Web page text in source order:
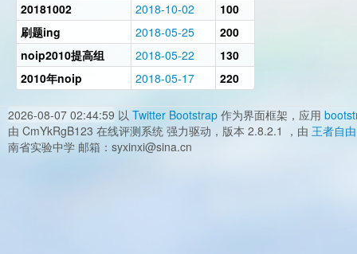
20181002
2018-10-02
100
刷题ing
2018-05-25
200
noip2010提高组
2018-05-22
130
2010年noip
2018-05-17 220
2026-08-07 02:44:59 以 Twitter Bootstrap 作为界面框架，应用
由 CmYkRgB123 在线评测系统 强力驱动，版本 2.8.2.1 ，由 王者自由
南省实验中学 邮箱：syxinxi@sina.cn